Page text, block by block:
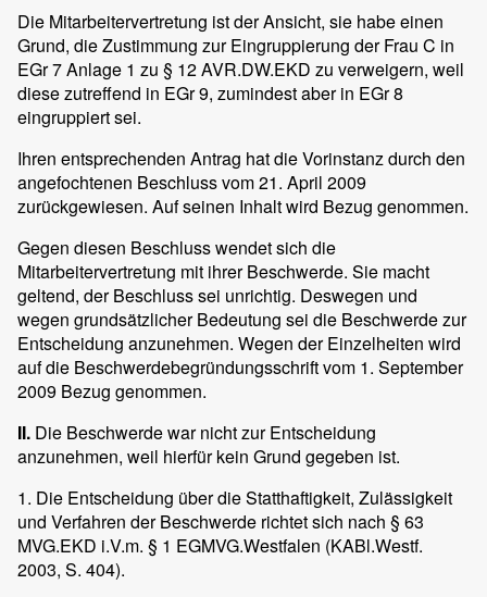
Die Mitarbeitervertretung ist der Ansicht, sie habe einen
Grund, die Zustimmung zur Eingruppierung der Frau C in
EGr 7 Anlage 1 zu § 12 AVR.DW.EKD zu verweigern, weil
diese zutreffend in EGr 9, zumindest aber in EGr 8
eingruppiert sei.
Ihren entsprechenden Antrag hat die Vorinstanz durch den
angefochtenen Beschluss vom 21. April 2009
zurückgewiesen. Auf seinen Inhalt wird Bezug genommen.
Gegen diesen Beschluss wendet sich die
Mitarbeitervertretung mit ihrer Beschwerde. Sie macht
geltend, der Beschluss sei unrichtig. Deswegen und
wegen grundsätzlicher Bedeutung sei die Beschwerde zur
Entscheidung anzunehmen. Wegen der Einzelheiten wird
auf die Beschwerdebegründungsschrift vom 1. September
2009 Bezug genommen.
II. Die Beschwerde war nicht zur Entscheidung
anzunehmen, weil hierfür kein Grund gegeben ist.
1. Die Entscheidung über die Statthaftigkeit, Zulässigkeit
und Verfahren der Beschwerde richtet sich nach § 63
MVG.EKD i.V.m. § 1 EGMVG.Westfalen (KABl.Westf.
2003, S. 404).